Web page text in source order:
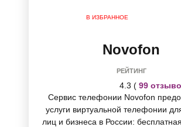
В ИЗБРАННОЕ
Novofon
РЕЙТИНГ
4.3 ( 99
Сервис телефонии Novofon
услуги виртуальной телефонии
лиц и бизнеса в России: